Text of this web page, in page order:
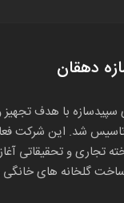
دهقان
سپیدسازه با هدف
در سال 1379 تاسیس شد. این
تجاری و تحقیقاتی
گلخانه های خانگی